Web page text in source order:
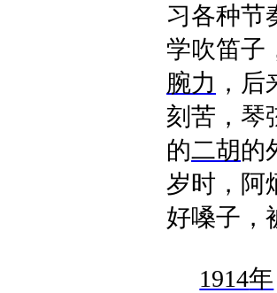
习各种节
学吹笛子
腕力 ，
刻苦，琴
的二胡的
岁时，阿
好嗓子，
1914年